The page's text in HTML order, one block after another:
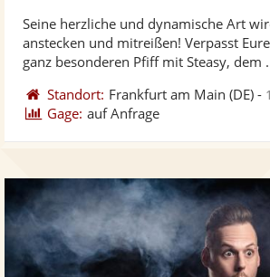
Seine herzliche und dynamische Art
anstecken und mitreißen! Verpasst
ganz besonderen Pfiff mit Steasy, dem
Standort: Frankfurt am Main (DE) -
Gage: auf Anfrage